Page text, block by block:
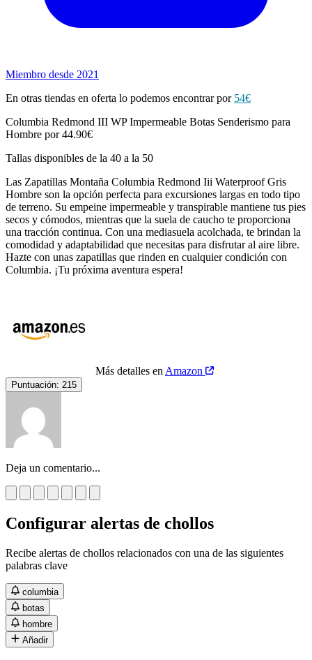
Miembro desde 2021
En otras tiendas en oferta lo podemos encontrar por 54€
Columbia Redmond III WP Impermeable Botas Senderismo para
Hombre por 44.90€
Tallas disponibles de la 40 a la 50
Las Zapatillas Montaña Columbia Redmond Iii Waterproof Gris
Hombre son la opción perfecta para excursiones largas en todo tipo
de terreno. Su empeine impermeable y transpirable mantiene tus pies
secos y cómodos, mientras que la suela de caucho te proporciona
una tracción continua. Con una mediasuela acolchada, te brindan la
comodidad y adaptabilidad que necesitas para disfrutar al aire libre.
Hazte con unas zapatillas que rinden en cualquier condición con
Columbia. ¡Tu próxima aventura espera!
Más detalles en Amazon
Puntuación: 215
Deja un comentario...
Configurar alertas de chollos
Recibe alertas de chollos relacionados con una de las siguientes
palabras clave
columbia
botas
hombre
Añadir